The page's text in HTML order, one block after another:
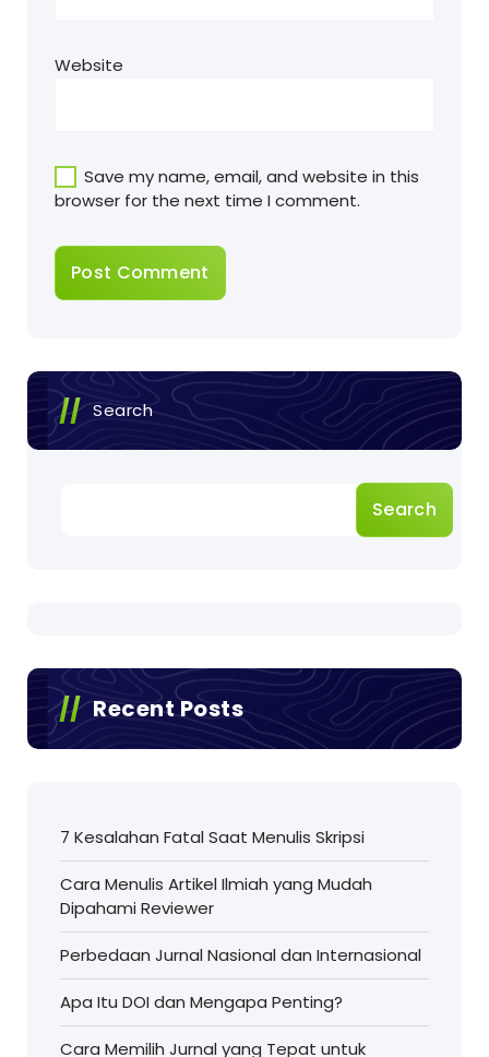
Website
Save my name, email, and website in this
browser for the next time I comment.
Search
Search
Recent Posts
7 Kesalahan Fatal Saat Menulis Skripsi
Cara Menulis Artikel Ilmiah yang Mudah
Dipahami Reviewer
Perbedaan Jurnal Nasional dan Internasional
Apa Itu DOI dan Mengapa Penting?
Cara Memilih Jurnal yang Tepat untuk